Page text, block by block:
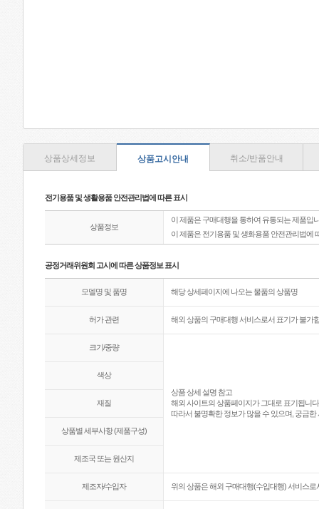
상품상세정보 상품고시안내 취소/반품안내
전기용품 및 생활용품 안전관리법에 따른 표시
상품정보
이 제품은 구매대행을 통하여 유통되는 제품입
이 제품은 전기용품 및 생화용품 안전관리법에
공정거래위원회 고시에 따른 상품정보 표시
모델명 및 품명 해당 상세페이지에 나오는 물품의 상품명
허가 관련 해외 상품의 구매대행 서비스로서 표기가 불가
크기/중량
상품 상세 설명 참고
해외 사이트의 상품페이지가 그대로 표기됩니
따라서 불명확한 정보가 많을 수 있으며, 궁금
색상
재질
상품별 세부사항 (제품구성)
제조국 또는 원산지
제조자/수입자 위의 상품은 해외 구매대행(수입대행) 서비스로